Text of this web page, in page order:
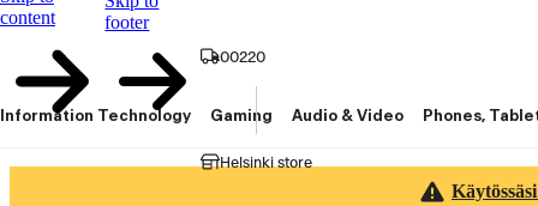
content
footer
00220
Helsinki store
Information Technology Gaming Audio & Video Phones,